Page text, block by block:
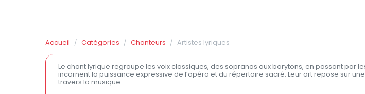
Accueil Catégories Chanteurs Artistes lyriques
Le chant lyrique regroupe les voix classiques, des sopranos aux barytons, en passant par
incarnent la puissance expressive de l’opéra et du répertoire sacré. Leur art repose sur
travers la musique.